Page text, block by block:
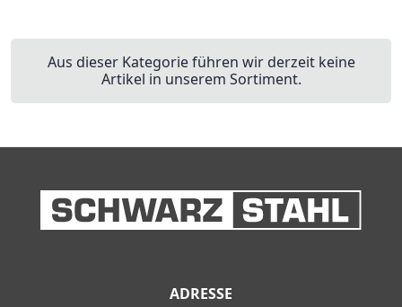
Aus dieser Kategorie führen wir derzeit keine
Artikel in unserem Sortiment.
ADRESSE